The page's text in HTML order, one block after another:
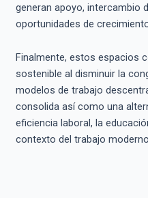
generan apoyo, intercambio
oportunidades de
Finalmente, estos espacios
sostenible al disminuir la
modelos de trabajo
consolida así como una
eficiencia laboral, la
contexto del trabajo